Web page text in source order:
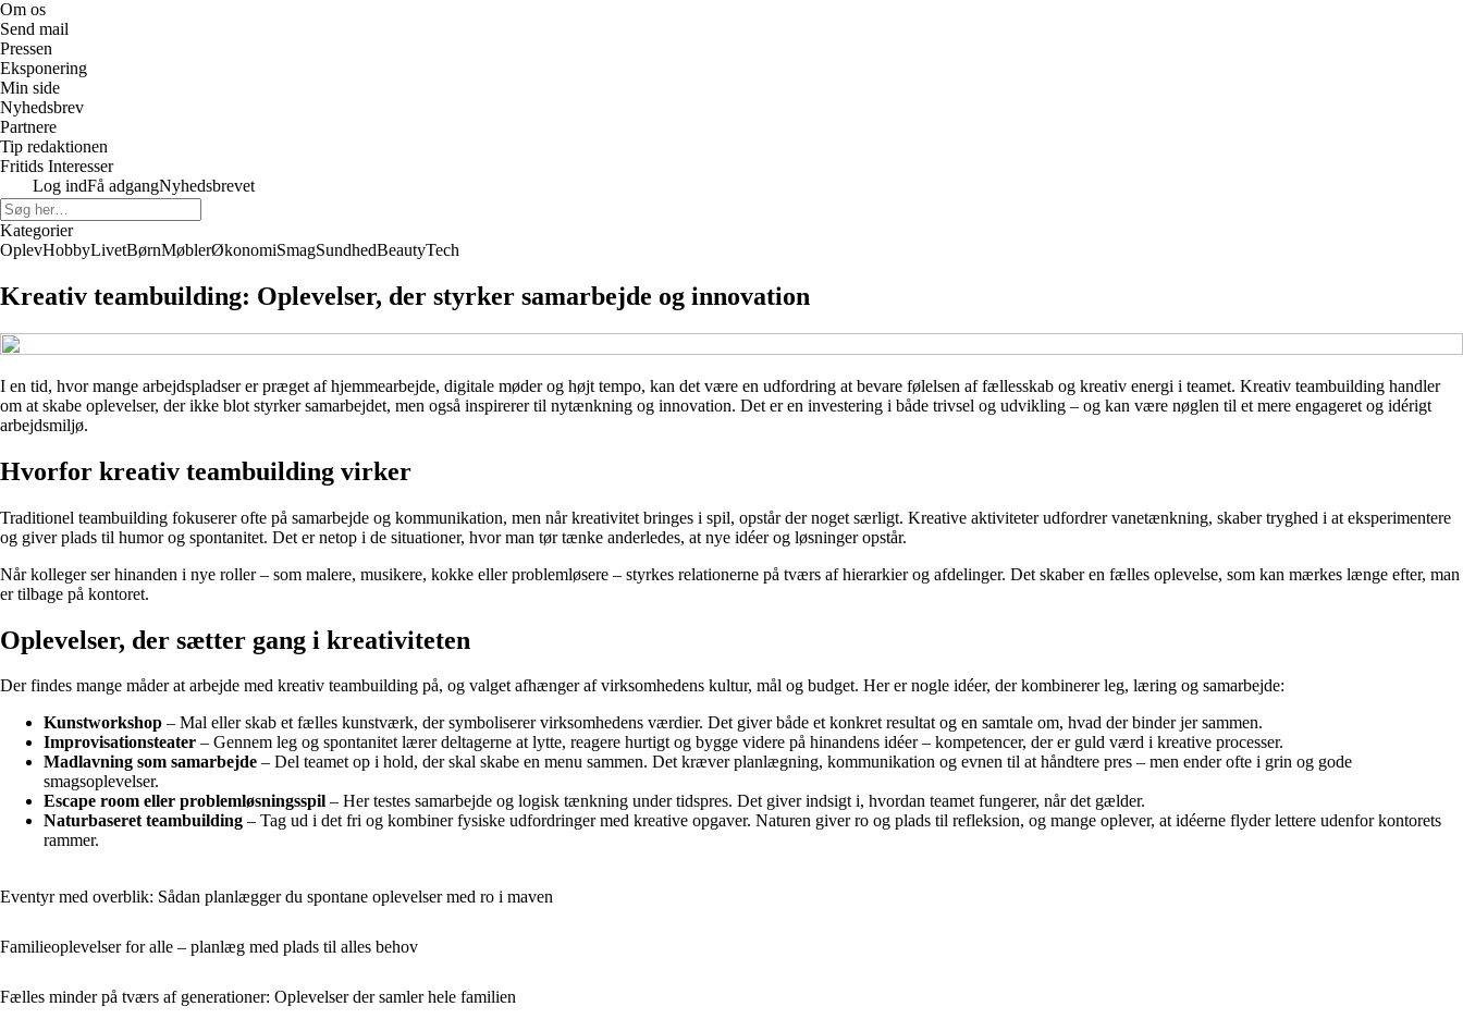
Om os
Send mail
Pressen
Eksponering
Min side
Nyhedsbrev
Partnere
Tip redaktionen
Fritids Interesser
Log indFå adgangNyhedsbrevet
Kategorier
OplevHobbyLivetBørnMøblerØkonomiSmagSundhedBeautyTech
Kreativ teambuilding: Oplevelser, der styrker samarbejde og innovation
I en tid, hvor mange arbejdspladser er præget af hjemmearbejde, digitale møder og højt tempo, kan det være en udfordring at bevare følelsen af fællesskab og kreativ energi i teamet. Kreativ teambuilding handler
om at skabe oplevelser, der ikke blot styrker samarbejdet, men også inspirerer til nytænkning og innovation. Det er en investering i både trivsel og udvikling – og kan være nøglen til et mere engageret og idérigt
arbejdsmiljø.
Hvorfor kreativ teambuilding virker
Traditionel teambuilding fokuserer ofte på samarbejde og kommunikation, men når kreativitet bringes i spil, opstår der noget særligt. Kreative aktiviteter udfordrer vanetænkning, skaber tryghed i at eksperimentere
og giver plads til humor og spontanitet. Det er netop i de situationer, hvor man tør tænke anderledes, at nye idéer og løsninger opstår.
Når kolleger ser hinanden i nye roller – som malere, musikere, kokke eller problemløsere – styrkes relationerne på tværs af hierarkier og afdelinger. Det skaber en fælles oplevelse, som kan mærkes længe efter, man
er tilbage på kontoret.
Oplevelser, der sætter gang i kreativiteten
Der findes mange måder at arbejde med kreativ teambuilding på, og valget afhænger af virksomhedens kultur, mål og budget. Her er nogle idéer, der kombinerer leg, læring og samarbejde:
Kunstworkshop – Mal eller skab et fælles kunstværk, der symboliserer virksomhedens værdier. Det giver både et konkret resultat og en samtale om, hvad der binder jer sammen.
Improvisationsteater – Gennem leg og spontanitet lærer deltagerne at lytte, reagere hurtigt og bygge videre på hinandens idéer – kompetencer, der er guld værd i kreative processer.
Madlavning som samarbejde – Del teamet op i hold, der skal skabe en menu sammen. Det kræver planlægning, kommunikation og evnen til at håndtere pres – men ender ofte i grin og gode
smagsoplevelser.
Escape room eller problemløsningsspil – Her testes samarbejde og logisk tænkning under tidspres. Det giver indsigt i, hvordan teamet fungerer, når det gælder.
Naturbaseret teambuilding – Tag ud i det fri og kombiner fysiske udfordringer med kreative opgaver. Naturen giver ro og plads til refleksion, og mange oplever, at idéerne flyder lettere udenfor kontorets
rammer.
Eventyr med overblik: Sådan planlægger du spontane oplevelser med ro i maven
Familieoplevelser for alle – planlæg med plads til alles behov
Fælles minder på tværs af generationer: Oplevelser der samler hele familien